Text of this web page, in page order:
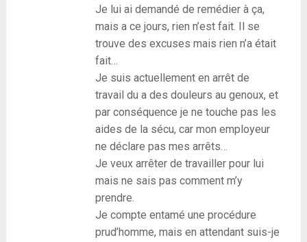
Je lui ai demandé de remédier à ça,
mais a ce jours, rien n’est fait. Il se
trouve des excuses mais rien n’a était
fait…
Je suis actuellement en arrêt de
travail du a des douleurs au genoux, et
par conséquence je ne touche pas les
aides de la sécu, car mon employeur
ne déclare pas mes arrêts…
Je veux arrêter de travailler pour lui
mais ne sais pas comment m’y
prendre.
Je compte entamé une procédure
prud’homme, mais en attendant suis-je